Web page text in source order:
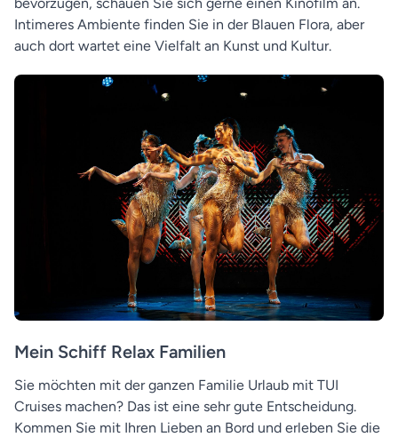
Intimeres Ambiente finden Sie in der Blauen Flora, aber
auch dort wartet eine Vielfalt an Kunst und Kultur.
Mein Schiff Relax Familien
Sie möchten mit der ganzen Familie Urlaub mit TUI
Cruises machen? Das ist eine sehr gute Entscheidung.
Kommen Sie mit Ihren Lieben an Bord und erleben Sie die